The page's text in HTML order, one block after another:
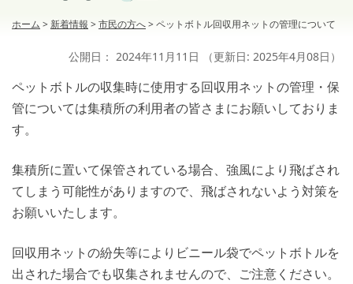
ホーム > 新着情報 >市民の方へ>ペットボトル回収用ネットの管理について
公開日： 2024年11月11日 （更新日: 2025年4月08日 ）
ペットボトルの収集時に使用する回収用ネットの管理・保
管については集積所の利用者の皆さまにお願いしておりま
す。
集積所に置いて保管されている場合、強風により飛ばされ
てしまう可能性がありますので、飛ばされないよう対策を
お願いいたします。
回収用ネットの紛失等によりビニール袋でペットボトルを
出された場合でも収集されませんので、ご注意ください。